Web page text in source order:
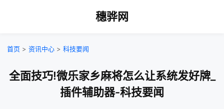
穗骅网
首页 > 资讯中心 > 科技要闻
全面技巧!微乐家乡麻将怎么让系统发好牌_
插件辅助器-科技要闻